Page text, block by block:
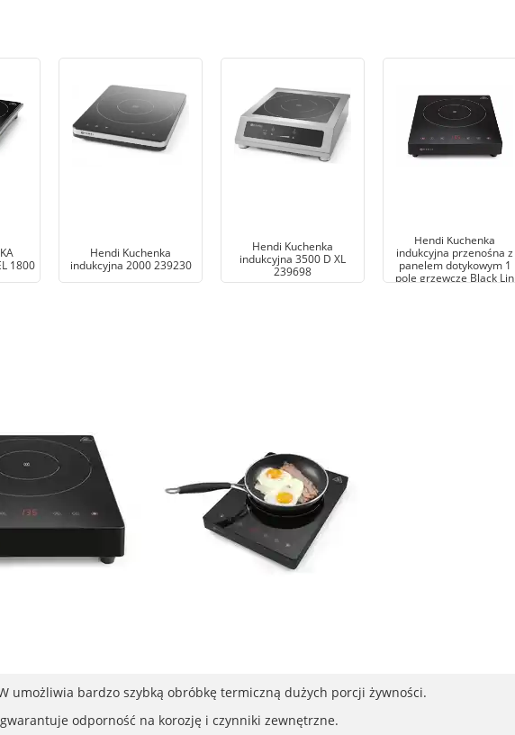
1800
Hendi Kuchenka
indukcyjna 2000 239230
Hendi Kuchenka
indukcyjna 3500 D XL
239698
Hendi Kuchenka
indukcyjna przenośna z
panelem dotykowym 1
pole grzewcze Black Lin
umożliwia bardzo szybką obróbkę termiczną dużych porcji żywności.
odporność na korozję i czynniki zewnętrzne.